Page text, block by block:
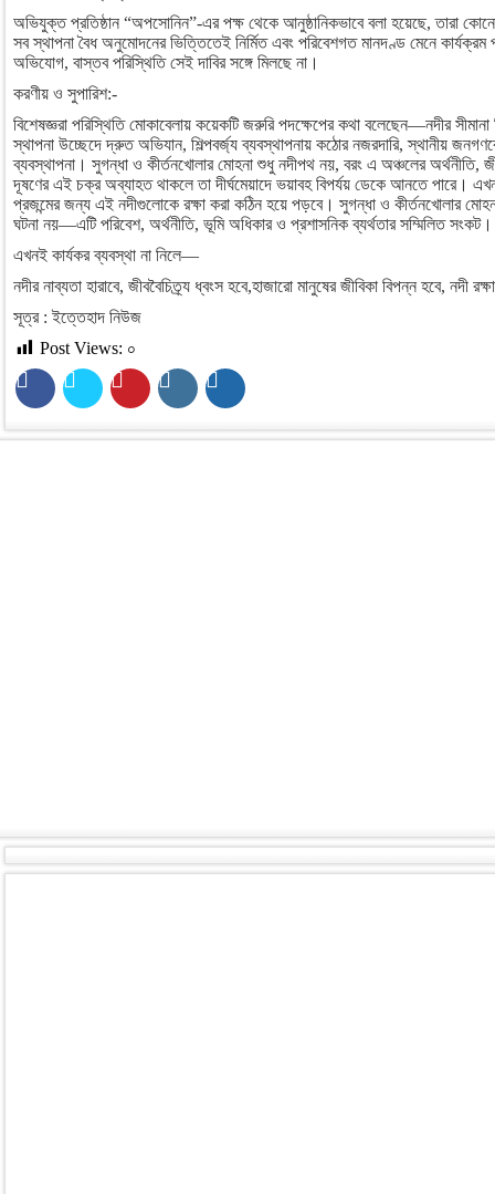
অভিযুক্ত প্রতিষ্ঠান “অপসোনিন”-এর পক্ষ থেকে আনুষ্ঠানিকভাবে বলা হয়েছে, তারা
সব স্থাপনা বৈধ অনুমোদনের ভিত্তিতেই নির্মিত এবং পরিবেশগত মানদণ্ড মেনে কার্যক্রম
অভিযোগ, বাস্তব পরিস্থিতি সেই দাবির সঙ্গে মিলছে না।
করণীয় ও সুপারিশ:-
বিশেষজ্ঞরা পরিস্থিতি মোকাবেলায় কয়েকটি জরুরি পদক্ষেপের কথা বলেছেন—নদীর
স্থাপনা উচ্ছেদে দ্রুত অভিযান, শিল্পবর্জ্য ব্যবস্থাপনায় কঠোর নজরদারি, স্থানীয়
ব্যবস্থাপনা। সুগন্ধা ও কীর্তনখোলার মোহনা শুধু নদীপথ নয়, বরং এ অঞ্চলের অর্থনীতি,
দূষণের এই চক্র অব্যাহত থাকলে তা দীর্ঘমেয়াদে ভয়াবহ বিপর্যয় ডেকে আনতে পারে।
প্রজন্মের জন্য এই নদীগুলোকে রক্ষা করা কঠিন হয়ে পড়বে। সুগন্ধা ও কীর্তনখোলার
ঘটনা নয়—এটি পরিবেশ, অর্থনীতি, ভূমি অধিকার ও প্রশাসনিক ব্যর্থতার সম্মিলিত সংকট।
এখনই কার্যকর ব্যবস্থা না নিলে—
নদীর নাব্যতা হারাবে, জীববৈচিত্র্য ধ্বংস হবে,হাজারো মানুষের জীবিকা বিপন্ন হবে, নদী
সূত্র : ইত্তেহাদ নিউজ
Post Views: ০